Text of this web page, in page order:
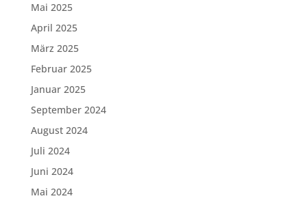
Mai 2025
April 2025
März 2025
Februar 2025
Januar 2025
September 2024
August 2024
Juli 2024
Juni 2024
Mai 2024